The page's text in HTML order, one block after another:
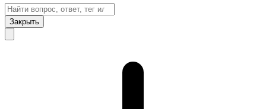
Закрыть